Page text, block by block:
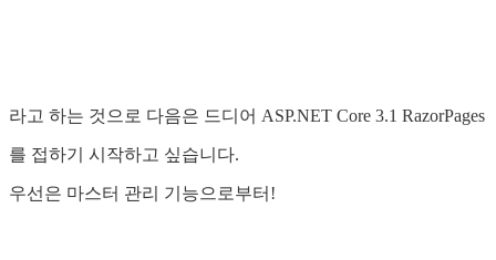
라고 하는 것으로 다음은 드디어 ASP.NET Core 3.1 RazorPages
를 접하기 시작하고 싶습니다.
우선은 마스터 관리 기능으로부터!